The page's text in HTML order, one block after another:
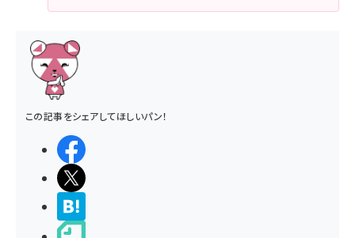
この記事をシェアしてほしいパン！